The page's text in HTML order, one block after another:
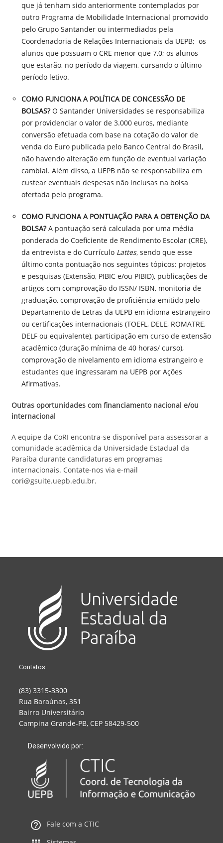
que já tenham sido anteriormente contemplados por
outro Programa de Mobilidade Internacional promovido
pelo Grupo Santander ou intermediados pela
Coordenadoria de Relações Internacionais da UEPB; os
alunos que possuam o CRE menor que 7,0; os alunos
que estarão, no período da viagem, cursando o último
período letivo.
COMO FUNCIONA A POLÍTICA DE CONCESSÃO DE
BOLSAS? O Santander Universidades se responsabiliza
por providenciar o valor de 3.000 euros, mediante
conversão efetuada com base na cotação do valor de
venda do Euro publicada pelo Banco Central do Brasil,
não havendo alteração em função de eventual variação
cambial. Além disso, a UEPB não se responsabiliza em
custear eventuais despesas não inclusas na bolsa
ofertada pelo programa.
COMO FUNCIONA A PONTUAÇÃO PARA A OBTENÇÃO DA
BOLSA? A pontuação será calculada por uma média
ponderada do Coeficiente de Rendimento Escolar (CRE),
da entrevista e do Currículo Lattes, sendo que esse
último conta pontuação nos seguintes tópicos: projetos
e pesquisas (Extensão, PIBIC e/ou PIBID), publicações de
artigos com comprovação do ISSN/ ISBN, monitoria de
graduação, comprovação de proficiência emitido pelo
Departamento de Letras da UEPB em idioma estrangeiro
ou certificações internacionais (TOEFL, DELE, ROMATRE,
DELF ou equivalente), participação em curso de extensão
acadêmico (duração mínima de 40 horas/ curso),
comprovação de nivelamento em idioma estrangeiro e
estudantes que ingressaram na UEPB por Ações
Afirmativas.
Outras oportunidades com financiamento nacional e/ou
internacional
A equipe da CoRI encontra-se disponível para assessorar a
comunidade acadêmica da Universidade Estadual da
Paraíba durante candidaturas em programas
internacionais. Contate-nos via e-mail
cori@gsuite.uepb.edu.br.
Contatos:
(83) 3315-3300
Rua Baraúnas, 351
Bairro Universitário
Campina Grande-PB, CEP 58429-500
Desenvolvido por:
Fale com a CTIC